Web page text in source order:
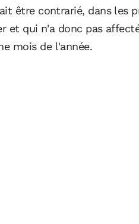
être contrarié, dans les
et qui n'a donc pas
mois de l'année.